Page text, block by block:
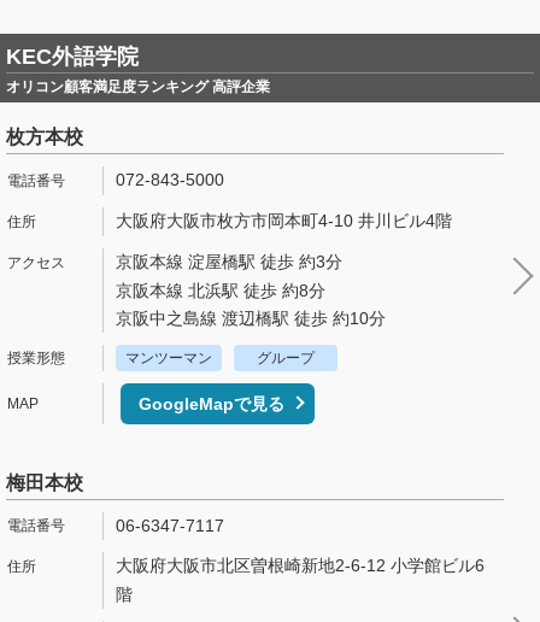
KEC外語学院
オリコン顧客満足度ランキング 高評企業
枚方本校
072-843-5000
大阪府大阪市枚方市岡本町4-10 井川ビル4階
京阪本線 淀屋橋駅 徒歩 約3分
京阪本線 北浜駅 徒歩 約8分
京阪中之島線 渡辺橋駅 徒歩 約10分
マンツーマン グループ
GoogleMapで見る
梅田本校
06-6347-7117
大阪府大阪市北区曽根崎新地2-6-12 小学館ビル6
階